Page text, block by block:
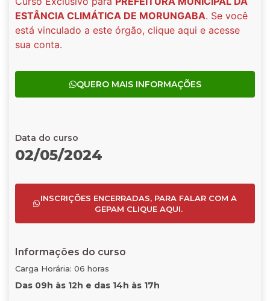
ESTÂNCIA CLIMÁTICA DE MORUNGABA. Se você
está vinculado a este órgão, clique aqui e acesse
sua conta.
QUERO MAIS INFORMAÇÕES
Data do curso
02/05/2024
INSCRIÇÕES ENCERRADAS, PARA FALAR COM A
GEPAM CLIQUE AQUI.
Informações do curso
Carga Horária: 06 horas
Das 09h às 12h e das 14h às 17h